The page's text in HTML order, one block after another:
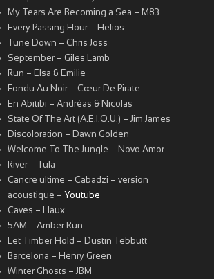
My Tears Are Becoming a Sea – M83
Every Passing Hour – Helios
Tune Down – Chris Joss
September – Giles Lamb
Run – Elsa & Emilie
Fondu Au Noir – Cœur De Pirate
En Abitibi – Andréas & Nicolas
State Of The Art (A.E.I.O.U.) – Jim James
Discoloration – Dawn Golden
Welcome To The Jungle – Novo Amor
River – Tula
Cancre ultime – Cabadzi – version
acoustique – Youtube
Caves – Haux
5AM – Amber Run
Let Timber Hold – Dustin Tebbutt
Barcelona – Henry Green
Winter Ghosts – JBM